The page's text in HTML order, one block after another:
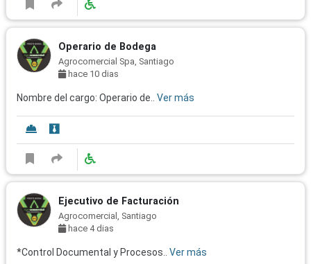
Operario de Bodega
Agrocomercial Spa, Santiago
hace 10 dias
Nombre del cargo: Operario de.. Ver más
Ejecutivo de Facturación
Agrocomercial, Santiago
hace 4 dias
*Control Documental y Procesos.. Ver más